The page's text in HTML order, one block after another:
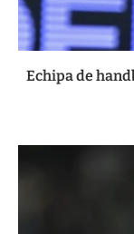
Echipa de